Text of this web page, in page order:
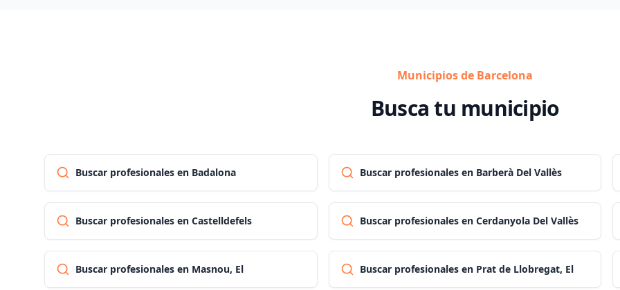
Municipios de Barcelona
Busca tu municipio
Buscar profesionales en Badalona Buscar profesionales en Barberà Del Vallès
Buscar profesionales en Castelldefels Buscar profesionales en Cerdanyola Del Vallès
Buscar profesionales en Masnou, El Buscar profesionales en Prat de Llobregat, El